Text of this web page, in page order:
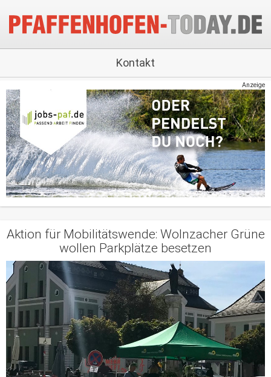
Kontakt
Anzeige
Aktion für Mobilitätswende: Wolnzacher Grüne
wollen Parkplätze besetzen